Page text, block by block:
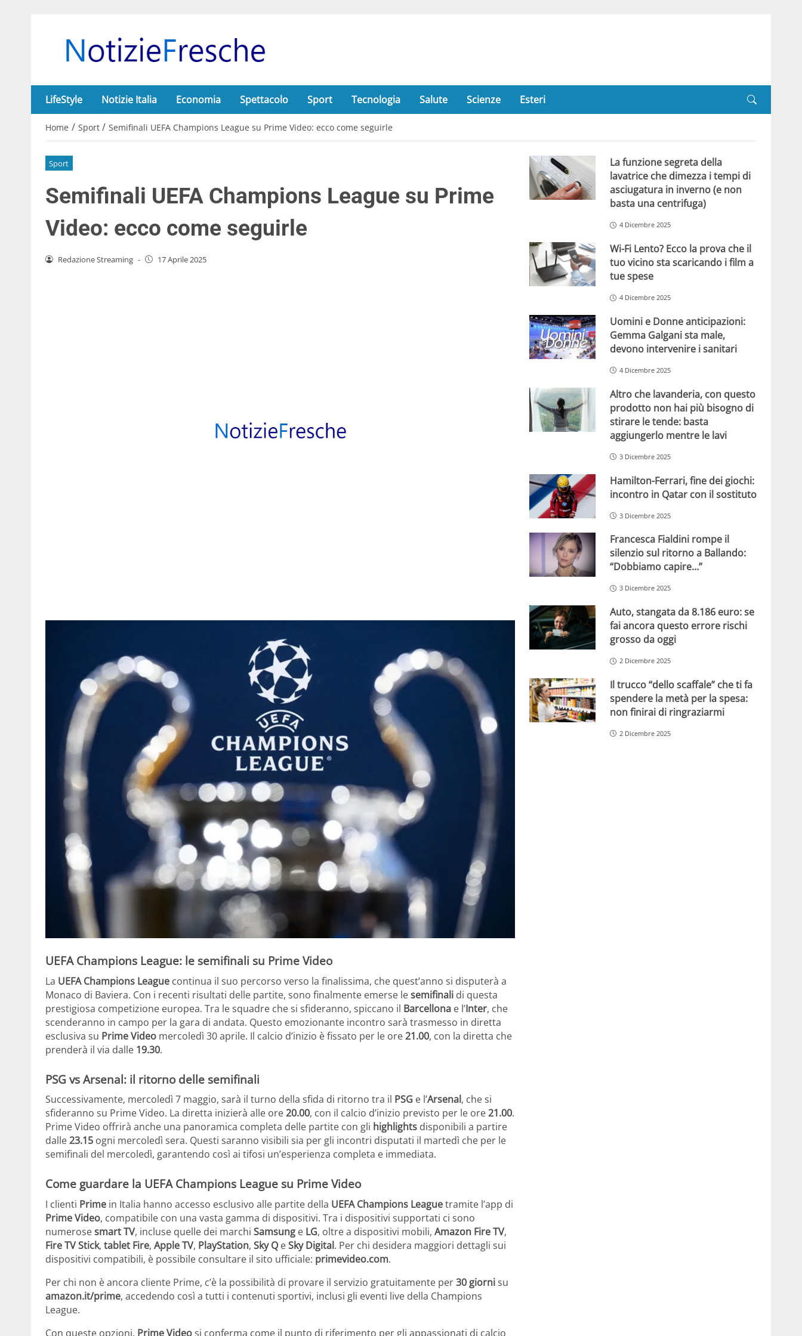
LifeStyle Notizie Italia Economia Spettacolo Sport Tecnologia Salute Scienze Esteri
Home / Sport / Semifinali UEFA Champions League su Prime Video: ecco come seguirle
Sport
Semifinali UEFA Champions League su Prime
Video: ecco come seguirle
Redazione Streaming - 17 Aprile 2025
UEFA Champions League: le semifinali su Prime Video
La UEFA Champions League continua il suo percorso verso la finalissima, che quest’anno si disputerà a
Monaco di Baviera. Con i recenti risultati delle partite, sono finalmente emerse lesemifinali di questa
prestigiosa competizione europea. Tra le squadre che si sfideranno, spiccano il Barcellona e l’Inter, che
scenderanno in campo per la gara di andata. Questo emozionante incontro sarà trasmesso in diretta
esclusiva su Prime Video mercoledì 30 aprile. Il calcio d’inizio è fissato per le ore21.00, con la diretta che
prenderà il via dalle 19.30.
PSG vs Arsenal: il ritorno delle semifinali
Successivamente, mercoledì 7 maggio, sarà il turno della sfida di ritorno tra il PSG e l’Arsenal, che si
sfideranno su Prime Video. La diretta inizierà alle ore20.00, con il calcio d’inizio previsto per le ore21.00.
Prime Video offrirà anche una panoramica completa delle partite con gli highlights disponibili a partire
dalle23.15 ogni mercoledì sera. Questi saranno visibili sia per gli incontri disputati il martedì che per le
semifinali del mercoledì, garantendo così ai tifosi un’esperienza completa e immediata.
Come guardare la UEFA Champions League su Prime Video
I clienti Prime in Italia hanno accesso esclusivo alle partite della UEFA Champions Leaguetramite l’app di
Prime Video, compatibile con una vasta gamma di dispositivi. Tra i dispositivi supportati ci sono
numerosesmart TV, incluse quelle dei marchi Samsung e LG, oltre a dispositivi mobili, Amazon Fire TV,
Fire TV Stick, tablet Fire, Apple TV, PlayStation, Sky Q eSky Digital. Per chi desidera maggiori dettagli sui
dispositivi compatibili, è possibile consultare il sito ufficiale: primevideo.com.
Per chi non è ancora cliente Prime, c’è la possibilità di provare il servizio gratuitamente per30 giornisu
amazon.it/prime, accedendo così a tutti i contenuti sportivi, inclusi gli eventi live della Champions
League.
Con queste opzioni, Prime Videosi conferma come il punto di riferimento per gli appassionati di calcio
La funzione segreta della
lavatrice che dimezza i tempi di
asciugatura in inverno (e non
basta una centrifuga)
4 Dicembre 2025
Wi-Fi Lento? Ecco la prova che il
tuo vicino sta scaricando i film a
tue spese
4 Dicembre 2025
Uomini e Donne anticipazioni:
Gemma Galgani sta male,
devono intervenire i sanitari
4 Dicembre 2025
Altro che lavanderia, con questo
prodotto non hai più bisogno di
stirare le tende: basta
aggiungerlo mentre le lavi
3 Dicembre 2025
Hamilton-Ferrari, fine dei giochi:
incontro in Qatar con il sostituto
3 Dicembre 2025
Francesca Fialdini rompe il
silenzio sul ritorno a Ballando:
“Dobbiamo capire…”
3 Dicembre 2025
Auto, stangata da 8.186 euro: se
fai ancora questo errore rischi
grosso da oggi
2 Dicembre 2025
Il trucco “dello scaffale” che ti fa
spendere la metà per la spesa:
non finirai di ringraziarmi
2 Dicembre 2025